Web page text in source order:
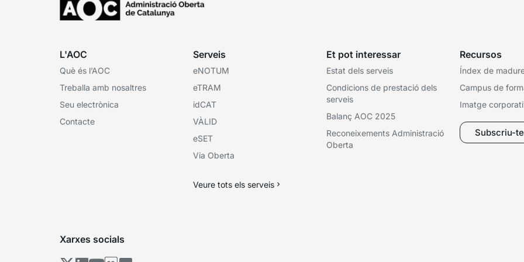
L'AOC
Què és l’AOC
Treballa amb nosaltres
Seu electrònica
Contacte
Serveis
eNOTUM
eTRAM
idCAT
VÀLID
eSET
Via Oberta
Veure tots els serveis
Et pot interessar
Estat dels serveis
Condicions de prestació dels
serveis
Balanç AOC 2025
Reconeixements Administració
Oberta
Recursos
Índex de
Campus de
Imatge
Subscriu-
Xarxes socials